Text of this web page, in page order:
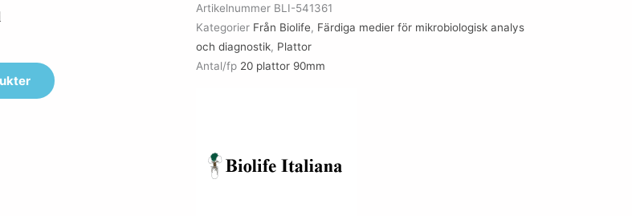
Artikelnummer BLI-541361
Kategorier Från Biolife, Färdiga medier för mikrobiologisk analys
och diagnostik, Plattor
Antal/fp 20 plattor 90mm